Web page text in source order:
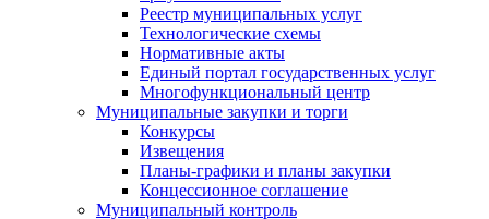
Реестр муниципальных услуг
Технологические схемы
Нормативные акты
Единый портал государственных услуг
Многофункциональный центр
Муниципальные закупки и торги
Конкурсы
Извещения
Планы-графики и планы закупки
Концессионное соглашение
Муниципальный контроль